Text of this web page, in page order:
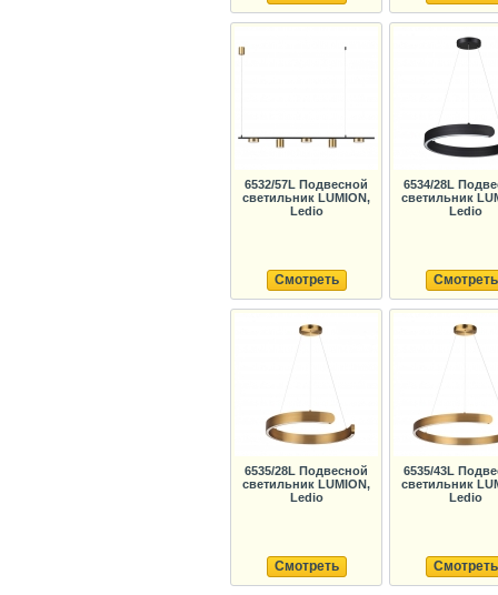
6532/57L Подвесной
светильник LUMION,
Ledio
Смотреть
6534/28L
светильник
Ledio
Смотреть
6535/28L Подвесной
светильник LUMION,
Ledio
Смотреть
6535/43L
светильник
Ledio
Смотреть